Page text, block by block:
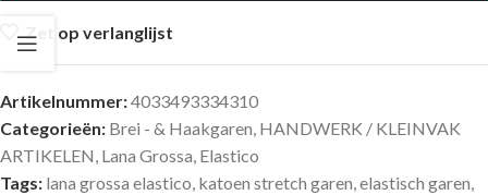
Zet op verlanglijst
Artikelnummer:4033493334310
Categorieën: Brei - & Haakgaren, HANDWERK / KLEINVAK
ARTIKELEN, Lana Grossa, Elastico
Tags: lana grossa elastico, katoen stretch garen,elastisch garen,